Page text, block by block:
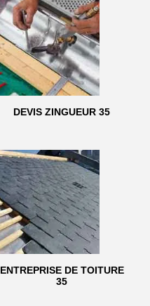
DEVIS ZINGUEUR 35
ENTREPRISE DE TOITURE
35